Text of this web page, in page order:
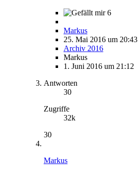
6
Markus
25. Mai 2016 um 20:43
Archiv 2016
Markus
1. Juni 2016 um 21:12
Antworten
30
Zugriffe
32k
30
Markus